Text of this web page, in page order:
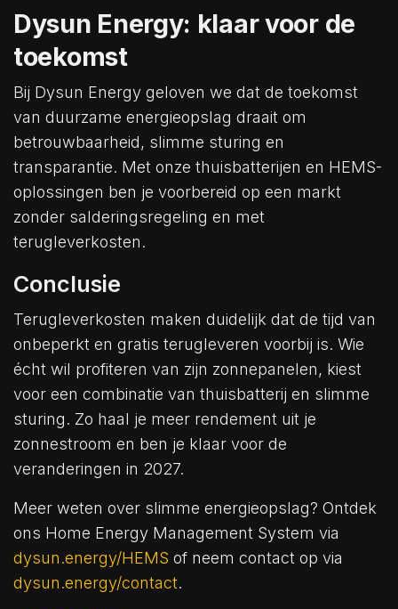
Dysun Energy: klaar voor de
toekomst
Bij Dysun Energy geloven we dat de toekomst
van duurzame energieopslag draait om
betrouwbaarheid, slimme sturing en
transparantie. Met onze thuisbatterijen en HEMS-
oplossingen ben je voorbereid op een markt
zonder salderingsregeling en met
terugleverkosten.
Conclusie
Terugleverkosten maken duidelijk dat de tijd van
onbeperkt en gratis terugleveren voorbij is. Wie
écht wil profiteren van zijn zonnepanelen, kiest
voor een combinatie van thuisbatterij en slimme
sturing. Zo haal je meer rendement uit je
zonnestroom en ben je klaar voor de
veranderingen in 2027.
Meer weten over slimme energieopslag? Ontdek
ons Home Energy Management System via
dysun.energy/HEMS of neem contact op via
dysun.energy/contact.